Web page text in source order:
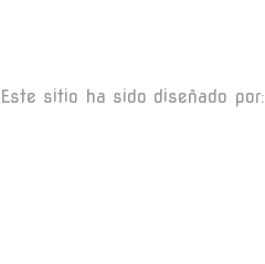
Este sitio ha sido diseñado por: